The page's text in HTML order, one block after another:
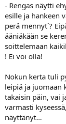
- Rengas näytti
esille ja hankeen
perä mennyt`?
ääniäkään se
soittelemaan
! Ei voi olla!
Nokun kerta tuli
leipiä ja juomaan
takaisin päin, vai
varmasti
näyttänyt...